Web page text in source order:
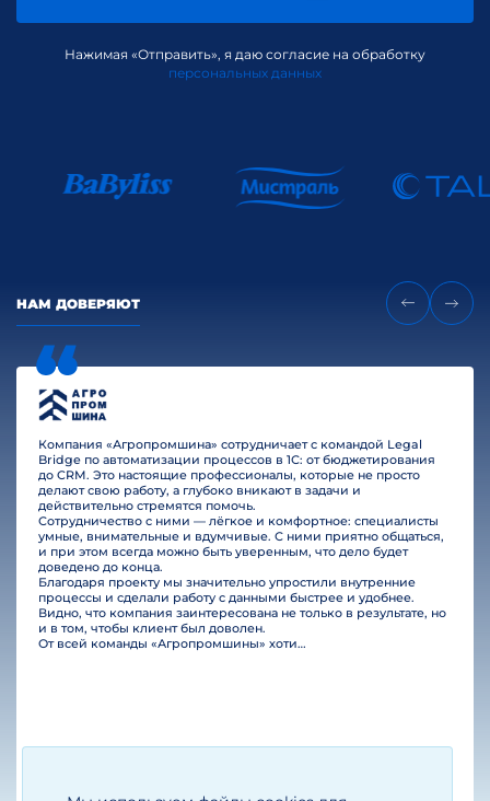
Нажимая «Отправить», я даю согласие на обработку
персональных данных
НАМ ДОВЕРЯЮТ
Компания «Агропромшина» сотрудничает с командой Legal
Bridge по автоматизации процессов в 1С: от бюджетирования
до CRM. Это настоящие профессионалы, которые не просто
делают свою работу, а глубоко вникают в задачи и
действительно стремятся помочь.
Сотрудничество с ними — лёгкое и комфортное: специалисты
умные, внимательные и вдумчивые. С ними приятно общаться,
и при этом всегда можно быть уверенным, что дело будет
доведено до конца.
Благодаря проекту мы значительно упростили внутренние
процессы и сделали работу с данными быстрее и удобнее.
Видно, что компания заинтересована не только в результате, но
и в том, чтобы клиент был доволен.
От всей команды «Агропромшины» хотим поблагодарить специалистов Legal Bridge за отличную работу и человеческое отношение.…